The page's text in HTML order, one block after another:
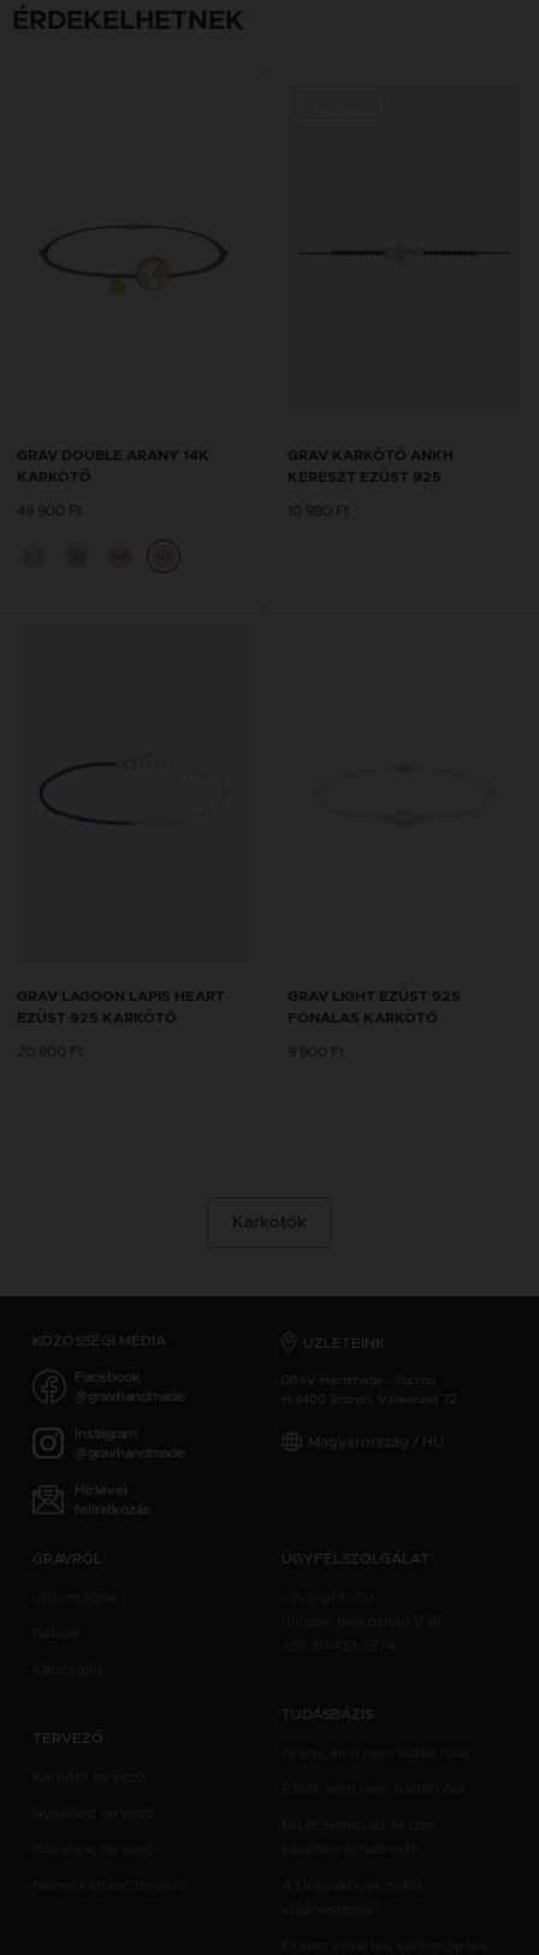
ÉRDEKELHETNEK
GRAV DOUBLE ARANY 14K
KARKÖTŐ
49 900 Ft
GRAV KARKÖTŐ ANKH
KERESZT EZÜST 925
10 980 Ft
GRAV LAGOON LAPIS HEART
EZÜST 925 KARKÖTŐ
20 900 Ft
GRAV LIGHT EZÜST 925
FONALAS KARKÖTŐ
9 900 Ft
Karkötők
KÖZÖSSÉGI MÉDIA
Facebook
@gravhandmade
Instagram
@gravhandmade
Hírlevél
feliratkozás
ÜZLETEINK
GRAV Handmade - Sopron
H-9400 Sopron, Várkerület 72.
Magyarország / HU
GRAVRÓL
TERVEZŐ
ÜGYFÉLSZOLGÁLAT
TUDÁSBÁZIS